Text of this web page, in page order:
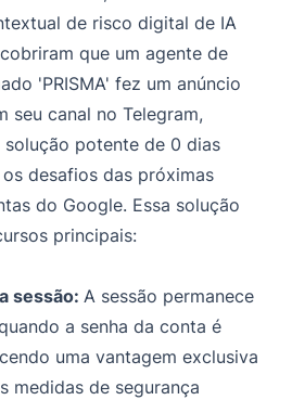
de risco digital de IA
que um agente de
'PRISMA' fez um anúncio
seu canal no Telegram,
solução potente de 0 dias
desafios das próximas
do Google. Essa solução
principais:
sessão:A sessão permanece
a senha da conta é
uma vantagem exclusiva
medidas de segurança